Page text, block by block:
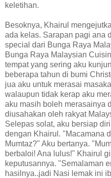
keletihan.
Besoknya, Khairul
ada kelas. Sarapan pagi ana
special dari Bunga Raya
Bunga Raya Malaysian
tempat yang sering aku
beberapa tahun di bumi
jua aku untuk merasai
walaupun tidak kerap aku
aku masih boleh merasainya
diusahakan oleh rakyat
Selepas solat, aku bersiap
dengan Khairul. "Macamana
Mumtaz?" Aku bertanya.
berbaloi! Ana lulus!" Khairul
keputusannya. "Semalaman
hasilnya..jadi Nasi lemak ini